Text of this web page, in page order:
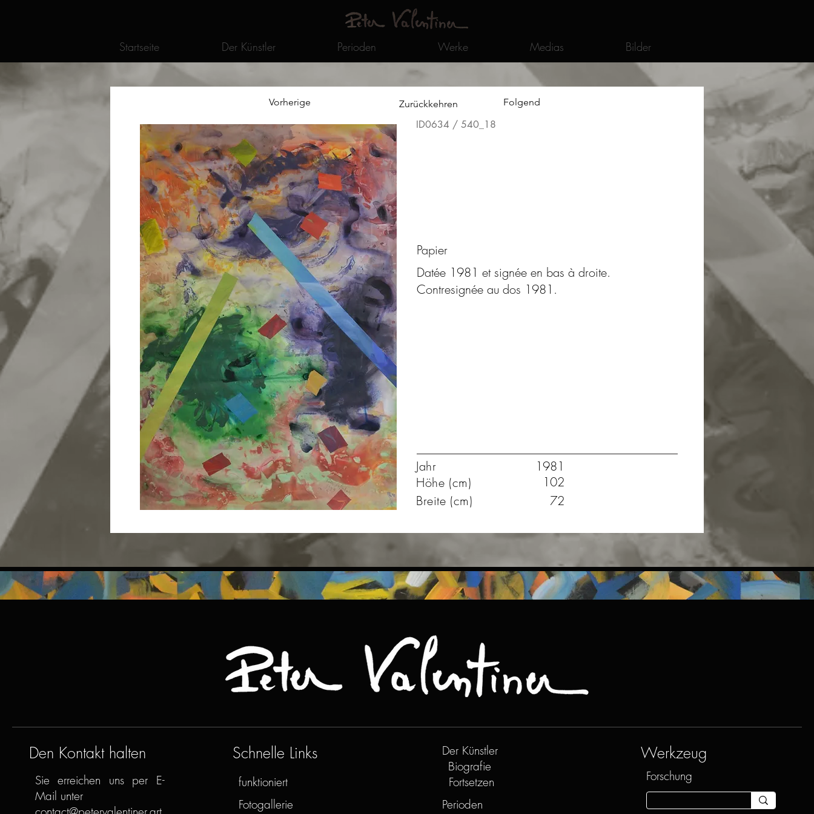
Startseite Der Künstler Perioden Werke Medias Bilder
Vorherige Zurückkehren Folgend
ID0634 / 540_18
Papier
Datée 1981 et signée en bas à droite.
Contresignée au dos 1981.
Jahr
1981
Höhe (cm)
102
Breite (cm)
72
Den Kontakt halten
Sie erreichen uns per E-
Mail unter
Schnelle Links
funktioniert
Fotogallerie
Der Künstler
Biografie
Fortsetzen
Perioden
Werkzeug
Forschung